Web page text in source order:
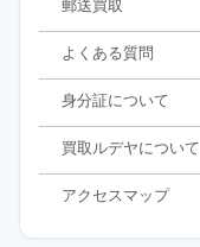
郵送買取
よくある質問
身分証について
買取ルデヤについて
アクセスマップ